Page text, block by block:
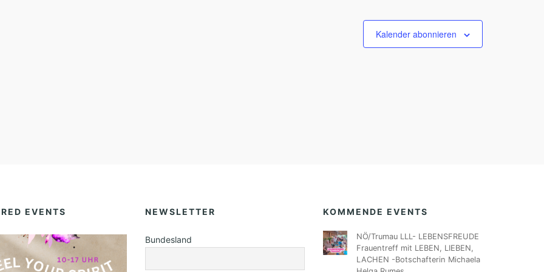
Kalender abonnieren
EVENTS NEWSLETTER
Bundesland
KOMMENDE EVENTS
NÖ/Trumau LLL- LEBENSFREUDE
Frauentreff mit LEBEN, LIEBEN,
LACHEN -Botschafterin Michaela